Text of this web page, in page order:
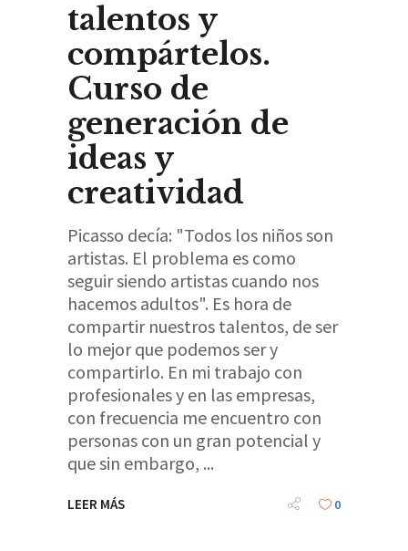
talentos y
compártelos.
Curso de
generación de
ideas y
creatividad
Picasso decía: "Todos los niños son
artistas. El problema es como
seguir siendo artistas cuando nos
hacemos adultos". Es hora de
compartir nuestros talentos, de ser
lo mejor que podemos ser y
compartirlo. En mi trabajo con
profesionales y en las empresas,
con frecuencia me encuentro con
personas con un gran potencial y
que sin embargo,
LEER MÁS 0